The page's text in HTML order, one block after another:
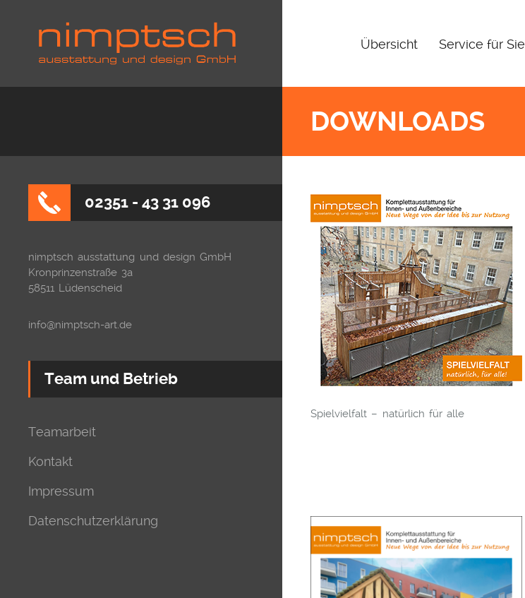
Übersicht Service für Sie
DOWNLOADS
Spielvielfalt – natürlich für alle
02351 - 43 31 096
nimptsch ausstattung und design GmbH
Kronprinzenstraße 3a
58511 Lüdenscheid
info@nimptsch-art.de
Team und Betrieb
Teamarbeit
Kontakt
Impressum
Datenschutzerklärung